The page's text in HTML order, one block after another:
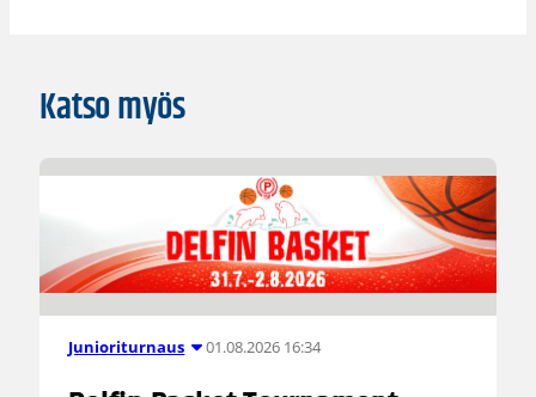
Katso myös
Junioriturnaus 01.08.2026 16:34